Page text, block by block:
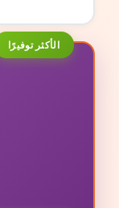
الأكثر توفيرًا